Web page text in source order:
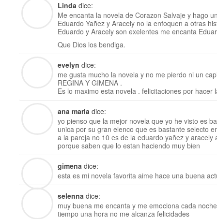
Linda dice:
Me encanta la novela de Corazon Salvaje y hago
Eduardo Yañez y Aracely no la enfoquen a otras
Eduardo y Aracely son exelentes me encanta
Que Dios los bendiga.
evelyn dice:
me gusta mucho la novela y no me pierdo ni un
REGINA Y GIMENA .
Es lo maximo esta novela . felicitaciones por hacer
ana maria dice:
yo pienso que la mejor novela que yo he visto es
unica por su gran elenco que es bastante selecto
a la pareja no 10 es de la eduardo yañez y aracely
porque saben que lo estan haciendo muy bien
gimena dice:
esta es mi novela favorita aime hace una buena
selenna dice:
muy buena me encanta y me emociona cada
tiempo una hora no me alcanza felicidades